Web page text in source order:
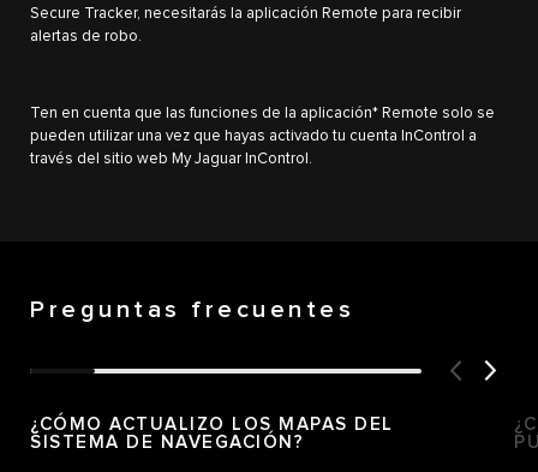
Secure Tracker, necesitarás la aplicación Remote para recibir
alertas de robo.
Ten en cuenta que las funciones de la aplicación* Remote solo se
pueden utilizar una vez que hayas activado tu cuenta InControl a
través del sitio web My Jaguar InControl.
Preguntas frecuentes
¿CÓMO ACTUALIZO LOS MAPAS DEL
SISTEMA DE NAVEGACIÓN?